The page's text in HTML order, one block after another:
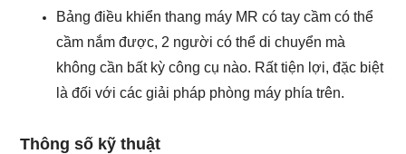
Bảng điều khiển thang máy MR có tay cầm có thể
cầm nắm được, 2 người có thể di chuyển mà
không cần bất kỳ công cụ nào. Rất tiện lợi, đặc biệt
là đối với các giải pháp phòng máy phía trên.
Thông số kỹ thuật